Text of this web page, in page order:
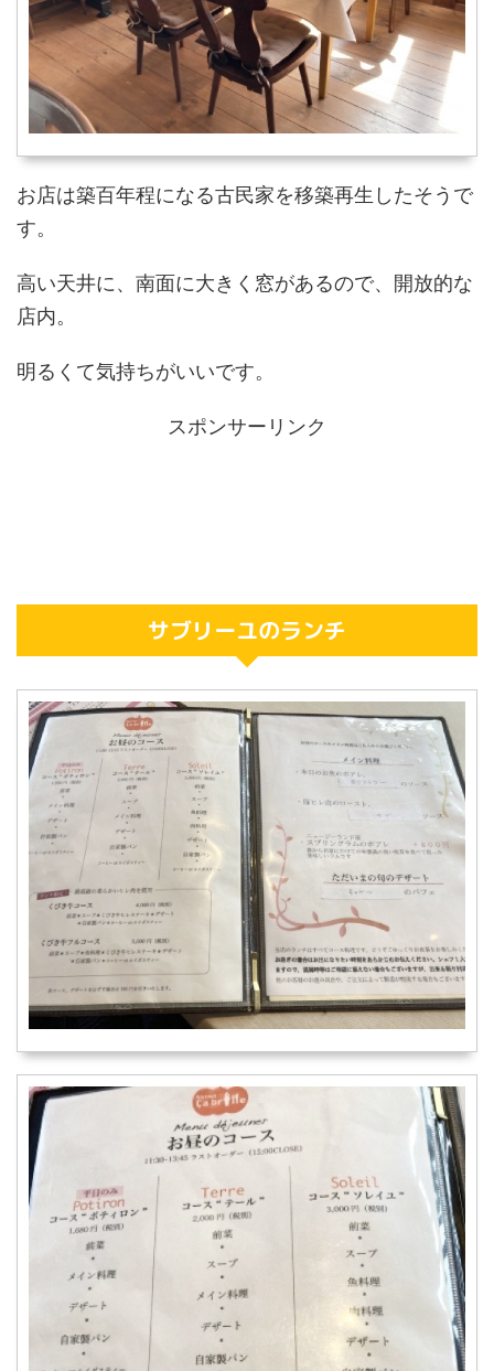
お店は築百年程になる古民家を移築再生したそうで
す。
高い天井に、南面に大きく窓があるので、開放的な
店内。
明るくて気持ちがいいです。
スポンサーリンク
サブリーユのランチ